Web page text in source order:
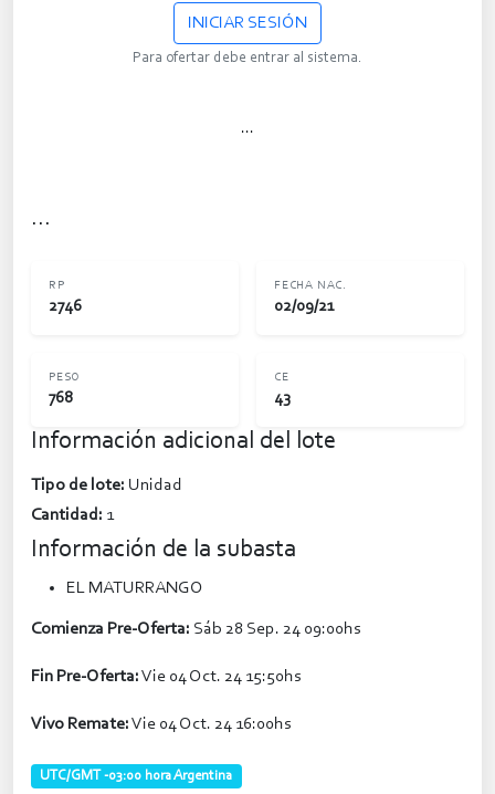
INICIAR SESIÓN
Para ofertar debe entrar al sistema.
...
...
RP
2746
FECHA NAC.
02/09/21
PESO
768
CE
43
Información adicional del lote
Tipo de lote: Unidad
Cantidad: 1
Información de la subasta
EL MATURRANGO
Comienza Pre-Oferta: Sáb 28 Sep. 24 09:00hs
Fin Pre-Oferta:Vie 04 Oct. 24 15:50hs
Vivo Remate:Vie 04 Oct. 24 16:00hs
UTC/GMT -03:00 hora Argentina